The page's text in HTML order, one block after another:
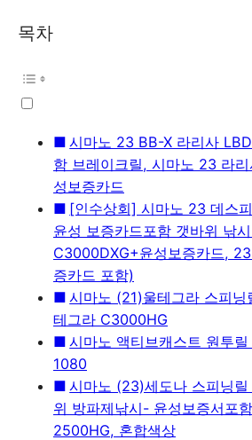
목차
시마노 23 BB-X 라리사
함 브레이크릴, 시마노 23 라
성보증카드
[인수상회] 시마노 23 데스
윤성 보증카드포함 갯바위 낚
C3000DXG+윤성보증카드,
증카드 포함)
시마노 (21)울테그라 스피
테그라 C3000HG
시마노 액티브캐스트 원투
1080
시마노 (23)세도나 스피닝
위 방파제낚시- 윤성보증서포
2500HG, 혼합색상